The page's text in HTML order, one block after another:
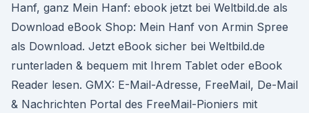
Hanf, ganz Mein Hanf: ebook jetzt bei Weltbild.de als
Download eBook Shop: Mein Hanf von Armin Spree
als Download. Jetzt eBook sicher bei Weltbild.de
runterladen & bequem mit Ihrem Tablet oder eBook
Reader lesen. GMX: E-Mail-Adresse, FreeMail, De-Mail
& Nachrichten Portal des FreeMail-Pioniers mit